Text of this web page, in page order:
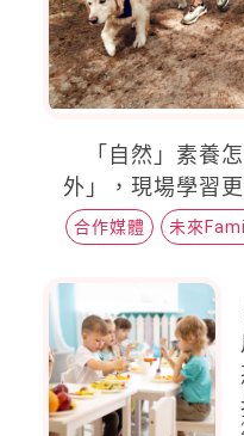
「自然」素養
外」，現場學習
去
合作媒體 未來